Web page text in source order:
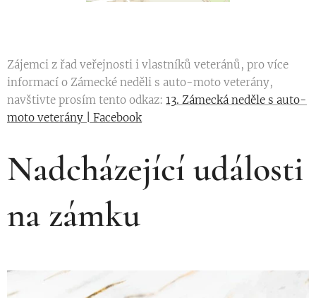
Zájemci z řad veřejnosti i vlastníků veteránů, pro více
informací o Zámecké neděli s auto-moto veterány,
navštivte prosím tento odkaz: 13. Zámecká neděle s auto-
moto veterány | Facebook
Nadcházející události
na zámku